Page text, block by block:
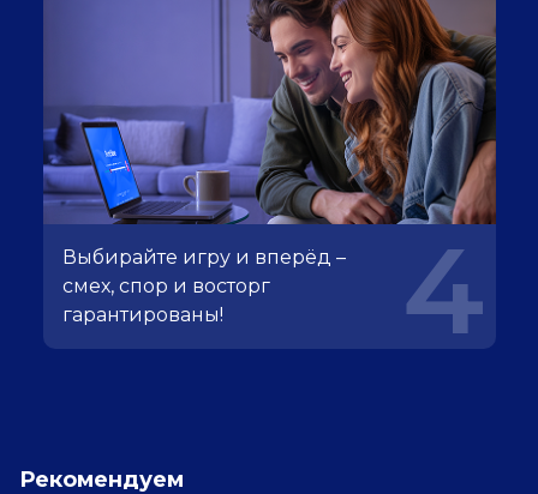
Выбирайте игру и вперёд –
смех, спор и восторг
гарантированы!
4
Рекомендуем